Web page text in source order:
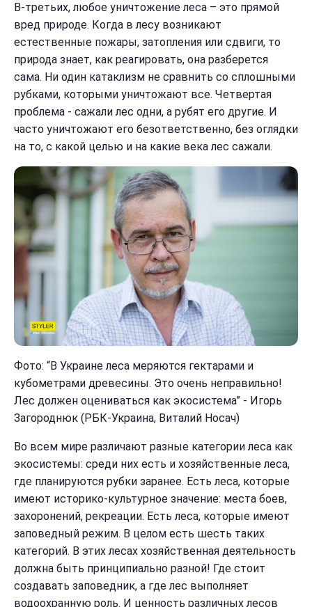
В-третьих, любое уничтожение леса – это прямой
вред природе. Когда в лесу возникают
естественные пожары, затопления или сдвиги, то
природа знает, как реагировать, она разберется
сама. Ни один катаклизм не сравнить со сплошными
рубками, которыми уничтожают все. Четвертая
проблема - сажали лес одни, а рубят его другие. И
часто уничтожают его безответственно, без оглядки
на то, с какой целью и на какие века лес сажали.
Фото: “В Украине леса меряются гектарами и
кубометрами древесины. Это очень неправильно!
Лес должен оцениваться как экосистема” - Игорь
Загороднюк (РБК-Украина, Виталий Носач)
Во всем мире различают разные категории леса как
экосистемы: среди них есть и хозяйственные леса,
где планируются рубки заранее. Есть леса, которые
имеют историко-культурное значение: места боев,
захоронений, рекреации. Есть леса, которые имеют
заповедный режим. В целом есть шесть таких
категорий. В этих лесах хозяйственная деятельность
должна быть принципиально разной! Где стоит
создавать заповедник, а где лес выполняет
водоохранную роль. И ценность различных лесов